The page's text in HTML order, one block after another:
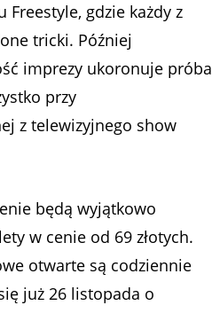
gdzie każdy z
tricki. Później
imprezy ukoronuje próba
przy
z telewizyjnego show
będą wyjątkowo
w cenie od 69 złotych.
otwarte są codziennie
już 26 listopada o